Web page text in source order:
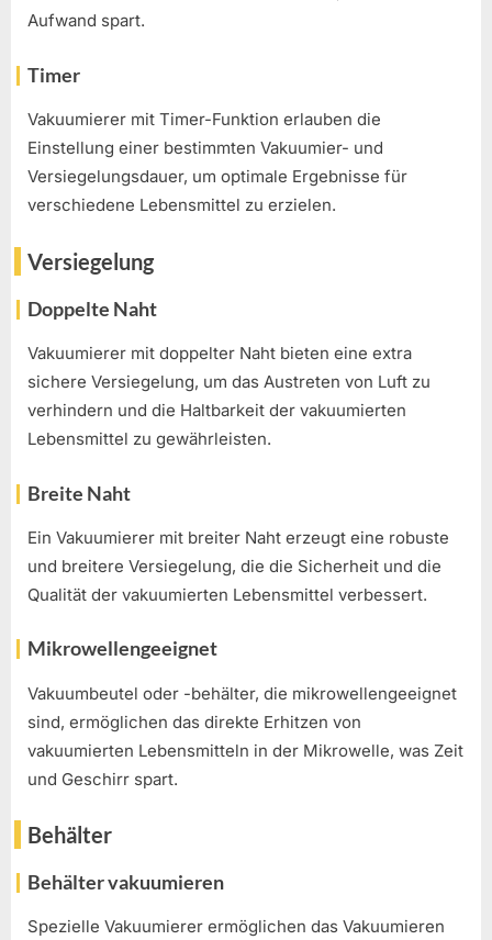
Aufwand spart.
Timer
Vakuumierer mit Timer-Funktion erlauben die
Einstellung einer bestimmten Vakuumier- und
Versiegelungsdauer, um optimale Ergebnisse für
verschiedene Lebensmittel zu erzielen.
Versiegelung
Doppelte Naht
Vakuumierer mit doppelter Naht bieten eine extra
sichere Versiegelung, um das Austreten von Luft zu
verhindern und die Haltbarkeit der vakuumierten
Lebensmittel zu gewährleisten.
Breite Naht
Ein Vakuumierer mit breiter Naht erzeugt eine robuste
und breitere Versiegelung, die die Sicherheit und die
Qualität der vakuumierten Lebensmittel verbessert.
Mikrowellengeeignet
Vakuumbeutel oder -behälter, die mikrowellengeeignet
sind, ermöglichen das direkte Erhitzen von
vakuumierten Lebensmitteln in der Mikrowelle, was Zeit
und Geschirr spart.
Behälter
Behälter vakuumieren
Spezielle Vakuumierer ermöglichen das Vakuumieren